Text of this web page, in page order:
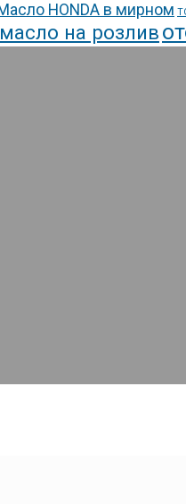
HONDA в мирном
масло на розлив